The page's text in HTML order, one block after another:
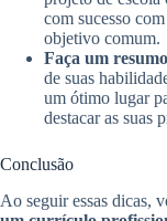
com sucesso
objetivo comum.
Faça um
de suas
um ótimo lugar
destacar as suas
Conclusão
Ao seguir essas dicas,